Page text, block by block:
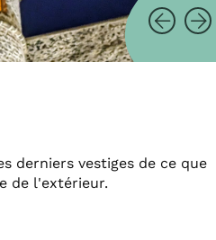
derniers vestiges de ce que
de l'extérieur.